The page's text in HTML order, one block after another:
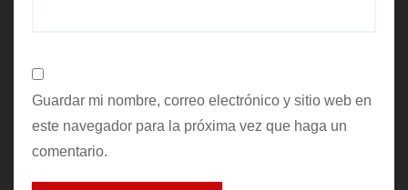
Guardar mi nombre, correo electrónico y sitio web en
este navegador para la próxima vez que haga un
comentario.